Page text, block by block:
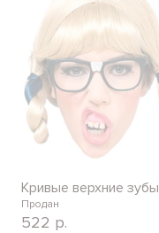
Кривые верхние зубы
Продан
522 р.